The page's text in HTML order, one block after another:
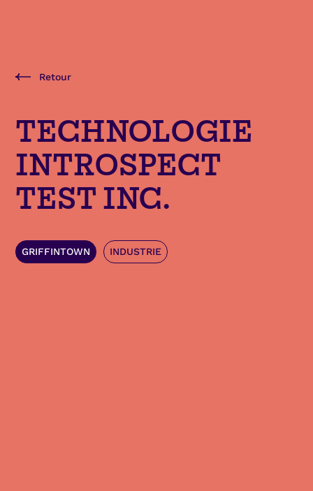
Retour
TECHNOLOGIE
INTROSPECT
TEST INC.
GRIFFINTOWN INDUSTRIE